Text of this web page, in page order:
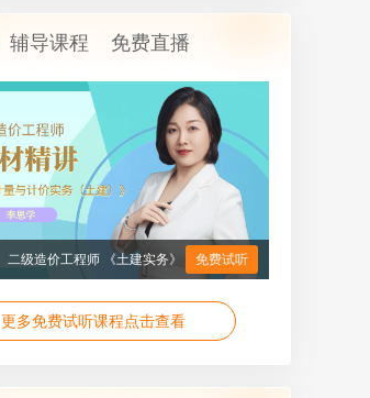
辅导课程 免费直播
二级造价工程师 《土建实务》 免费试听
更多免费试听课程点击查看